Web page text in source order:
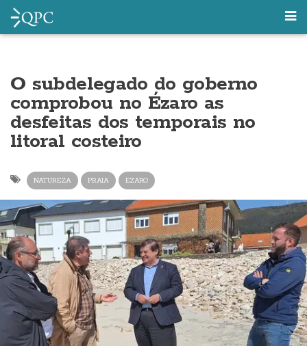
O subdelegado do goberno
comprobou no Ézaro as
desfeitas dos temporais no
litoral costeiro
NATUREZA PRAIA EZARO